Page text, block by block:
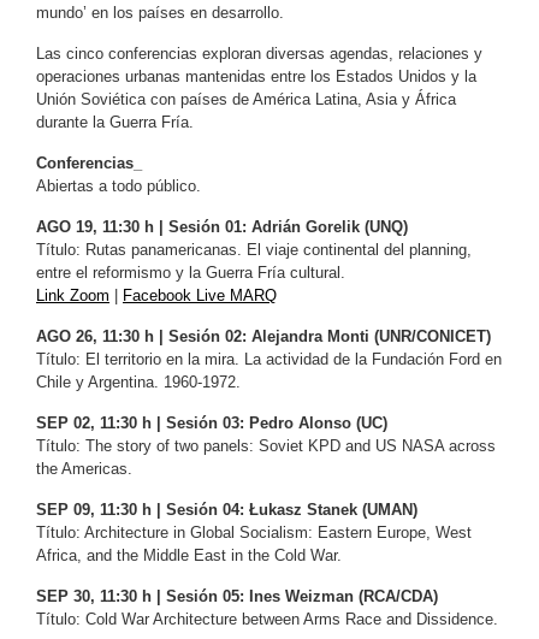
mundo’ en los países en desarrollo.
Las cinco conferencias exploran diversas agendas, relaciones y
operaciones urbanas mantenidas entre los Estados Unidos y la
Unión Soviética con países de América Latina, Asia y África
durante la Guerra Fría.
Conferencias_
Abiertas a todo público.
AGO 19, 11:30 h | Sesión 01: Adrián Gorelik (UNQ)
Título: Rutas panamericanas. El viaje continental del planning,
entre el reformismo y la Guerra Fría cultural.
Link Zoom
Facebook Live MARQ
AGO 26, 11:30 h | Sesión 02: Alejandra Monti (UNR/CONICET)
Título: El territorio en la mira. La actividad de la Fundación Ford en
Chile y Argentina. 1960-1972.
SEP 02, 11:30 h | Sesión 03: Pedro Alonso (UC)
Título: The story of two panels: Soviet KPD and US NASA across
the Americas.
SEP 09, 11:30 h | Sesión 04: Łukasz Stanek (UMAN)
Título: Architecture in Global Socialism: Eastern Europe, West
Africa, and the Middle East in the Cold War.
SEP 30, 11:30 h | Sesión 05: Ines Weizman (RCA/CDA)
Título: Cold War Architecture between Arms Race and Dissidence.